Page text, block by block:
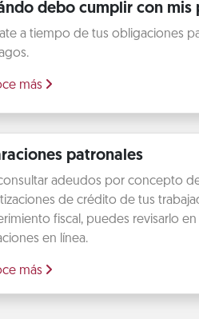
debo cumplir con mis
a tiempo de tus obligaciones
más
patronales
adeudos por concepto
de crédito de tus
fiscal, puedes revisarlo
en línea.
más